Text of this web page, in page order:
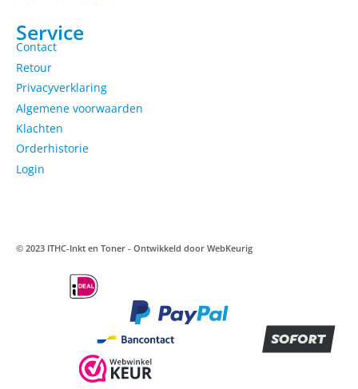
Service
Contact
Retour
Privacyverklaring
Algemene voorwaarden
Klachten
Orderhistorie
Login
© 2023 ITHC-Inkt en Toner - Ontwikkeld door WebKeurig